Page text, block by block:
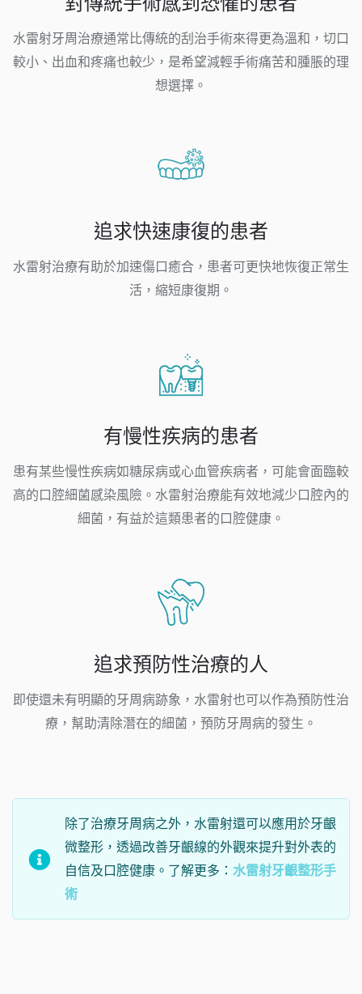
水雷射牙周治療通常比傳統的刮治手術來得更為溫和，切口
較小、出血和疼痛也較少，是希望減輕手術痛苦和腫脹的理
想選擇。
追求快速康復的患者
水雷射治療有助於加速傷口癒合，患者可更快地恢復正常生
活，縮短康復期。
有慢性疾病的患者
患有某些慢性疾病如糖尿病或心血管疾病者，可能會面臨較
高的口腔細菌感染風險。水雷射治療能有效地減少口腔內的
細菌，有益於這類患者的口腔健康。
追求預防性治療的人
即使還未有明顯的牙周病跡象，水雷射也可以作為預防性治
療，幫助清除潛在的細菌，預防牙周病的發生。
除了治療牙周病之外，水雷射還可以應用於牙齦
微整形，透過改善牙齦線的外觀來提升對外表的
自信及口腔健康。了解更多： 水雷射牙齦整形手
術